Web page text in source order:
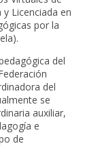
Licenciada en
por la
del
del
se
auxiliar,
e
de